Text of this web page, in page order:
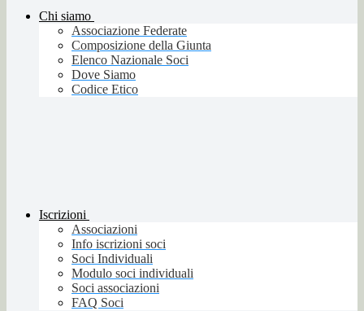
Chi siamo
Associazione Federate
Composizione della Giunta
Elenco Nazionale Soci
Dove Siamo
Codice Etico
Iscrizioni
Associazioni
Info iscrizioni soci
Soci Individuali
Modulo soci individuali
Soci associazioni
FAQ Soci